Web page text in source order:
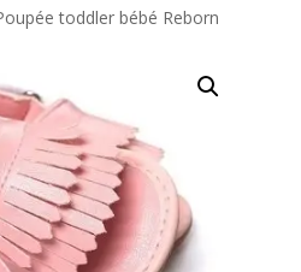
toddler bébé Reborn